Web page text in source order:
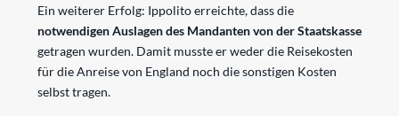
Ein weiterer Erfolg: Ippolito erreichte, dass die
notwendigen Auslagen des Mandanten von der Staatskasse
getragen wurden. Damit musste er weder die Reisekosten
für die Anreise von England noch die sonstigen Kosten
selbst tragen.